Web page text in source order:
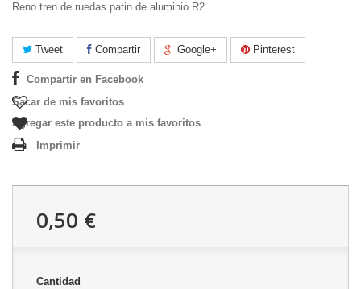
Reno tren de ruedas patin de aluminio R2
Tweet Compartir Google+ Pinterest
Compartir en Facebook
Sacar de mis favoritos
Agregar este producto a mis favoritos
Imprimir
0,50 €
Cantidad